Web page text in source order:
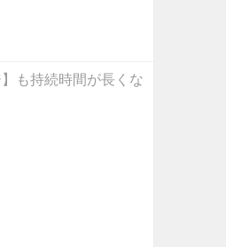
も持続時間が長くな